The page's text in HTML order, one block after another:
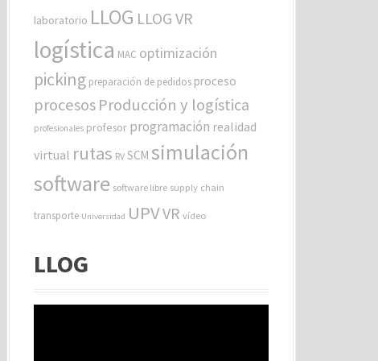
laboratorio LLOG LLOG VR
logística MAC optimización
picking preparación de pedidos proceso
procesosProducción y logística
profesionales profesor programación realidad
virtual rutas RV SCM simulación
software software libre supply chain
transporte Universidad UPVVR vídeo
LLOG